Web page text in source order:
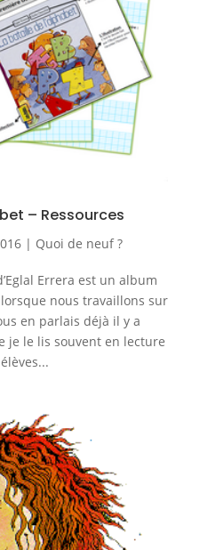
– Ressources
| Quoi de neuf ?
Errera est un album
nous travaillons sur
en parlais déjà il y a
je le lis souvent en lecture